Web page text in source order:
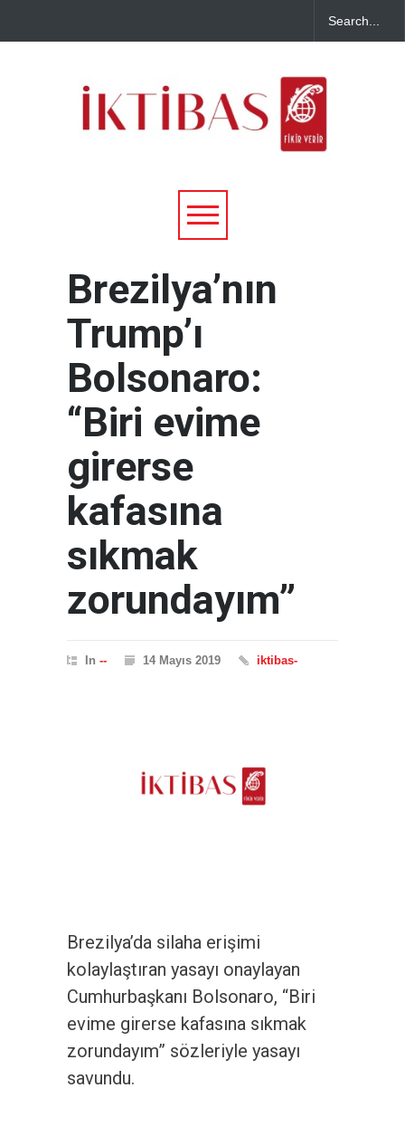
Brezilya’nın
Trump’ı
Bolsonaro:
“Biri evime
girerse
kafasına
sıkmak
zorundayım”
In -- 14 Mayıs 2019 iktibas-
Brezilya’da silaha erişimi
kolaylaştıran yasayı onaylayan
Cumhurbaşkanı Bolsonaro, “Biri
evime girerse kafasına sıkmak
zorundayım” sözleriyle yasayı
savundu.